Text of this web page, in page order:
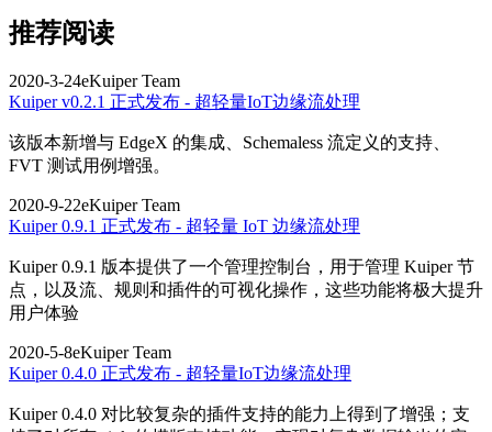
推荐阅读
2020-3-24eKuiper Team
Kuiper v0.2.1 正式发布 - 超轻量IoT边缘流处理
该版本新增与 EdgeX 的集成、Schemaless 流定义的支持、
FVT 测试用例增强。
2020-9-22eKuiper Team
Kuiper 0.9.1 正式发布 - 超轻量 IoT 边缘流处理
Kuiper 0.9.1 版本提供了一个管理控制台，用于管理 Kuiper 节
点，以及流、规则和插件的可视化操作，这些功能将极大提升
用户体验
2020-5-8eKuiper Team
Kuiper 0.4.0 正式发布 - 超轻量IoT边缘流处理
Kuiper 0.4.0 对比较复杂的插件支持的能力上得到了增强；支